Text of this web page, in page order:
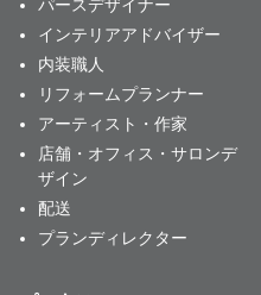
パースデザイナー
インテリアアドバイザー
内装職人
リフォームプランナー
アーティスト・作家
店舗・オフィス・サロンデ
ザイン
配送
プランディレクター